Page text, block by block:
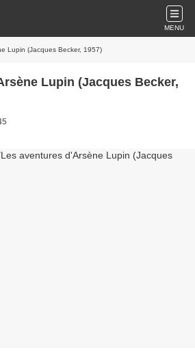
MENU
Lupin (Jacques Becker, 1957)
Lupin (Jacques Becker,